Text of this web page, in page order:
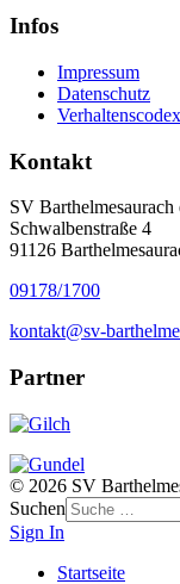
Infos
Impressum
Datenschutz
Verhaltenscodex
Kontakt
SV Barthelmesaurach
Schwalbenstraße 4
91126
09178/1700
kontakt@sv-
Partner
© 2026 SV
Suchen
Sign In
Startseite